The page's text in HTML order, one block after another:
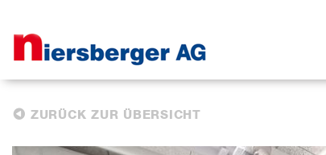
ZURÜCK ZUR ÜBERSICHT